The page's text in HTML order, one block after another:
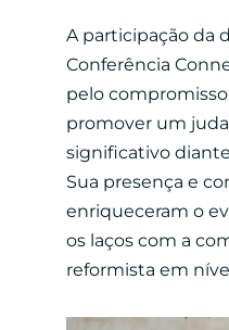
A participação da
Conferência
pelo
promover um
significativo
Sua presença e
enriqueceram o
os laços com a
reformista em